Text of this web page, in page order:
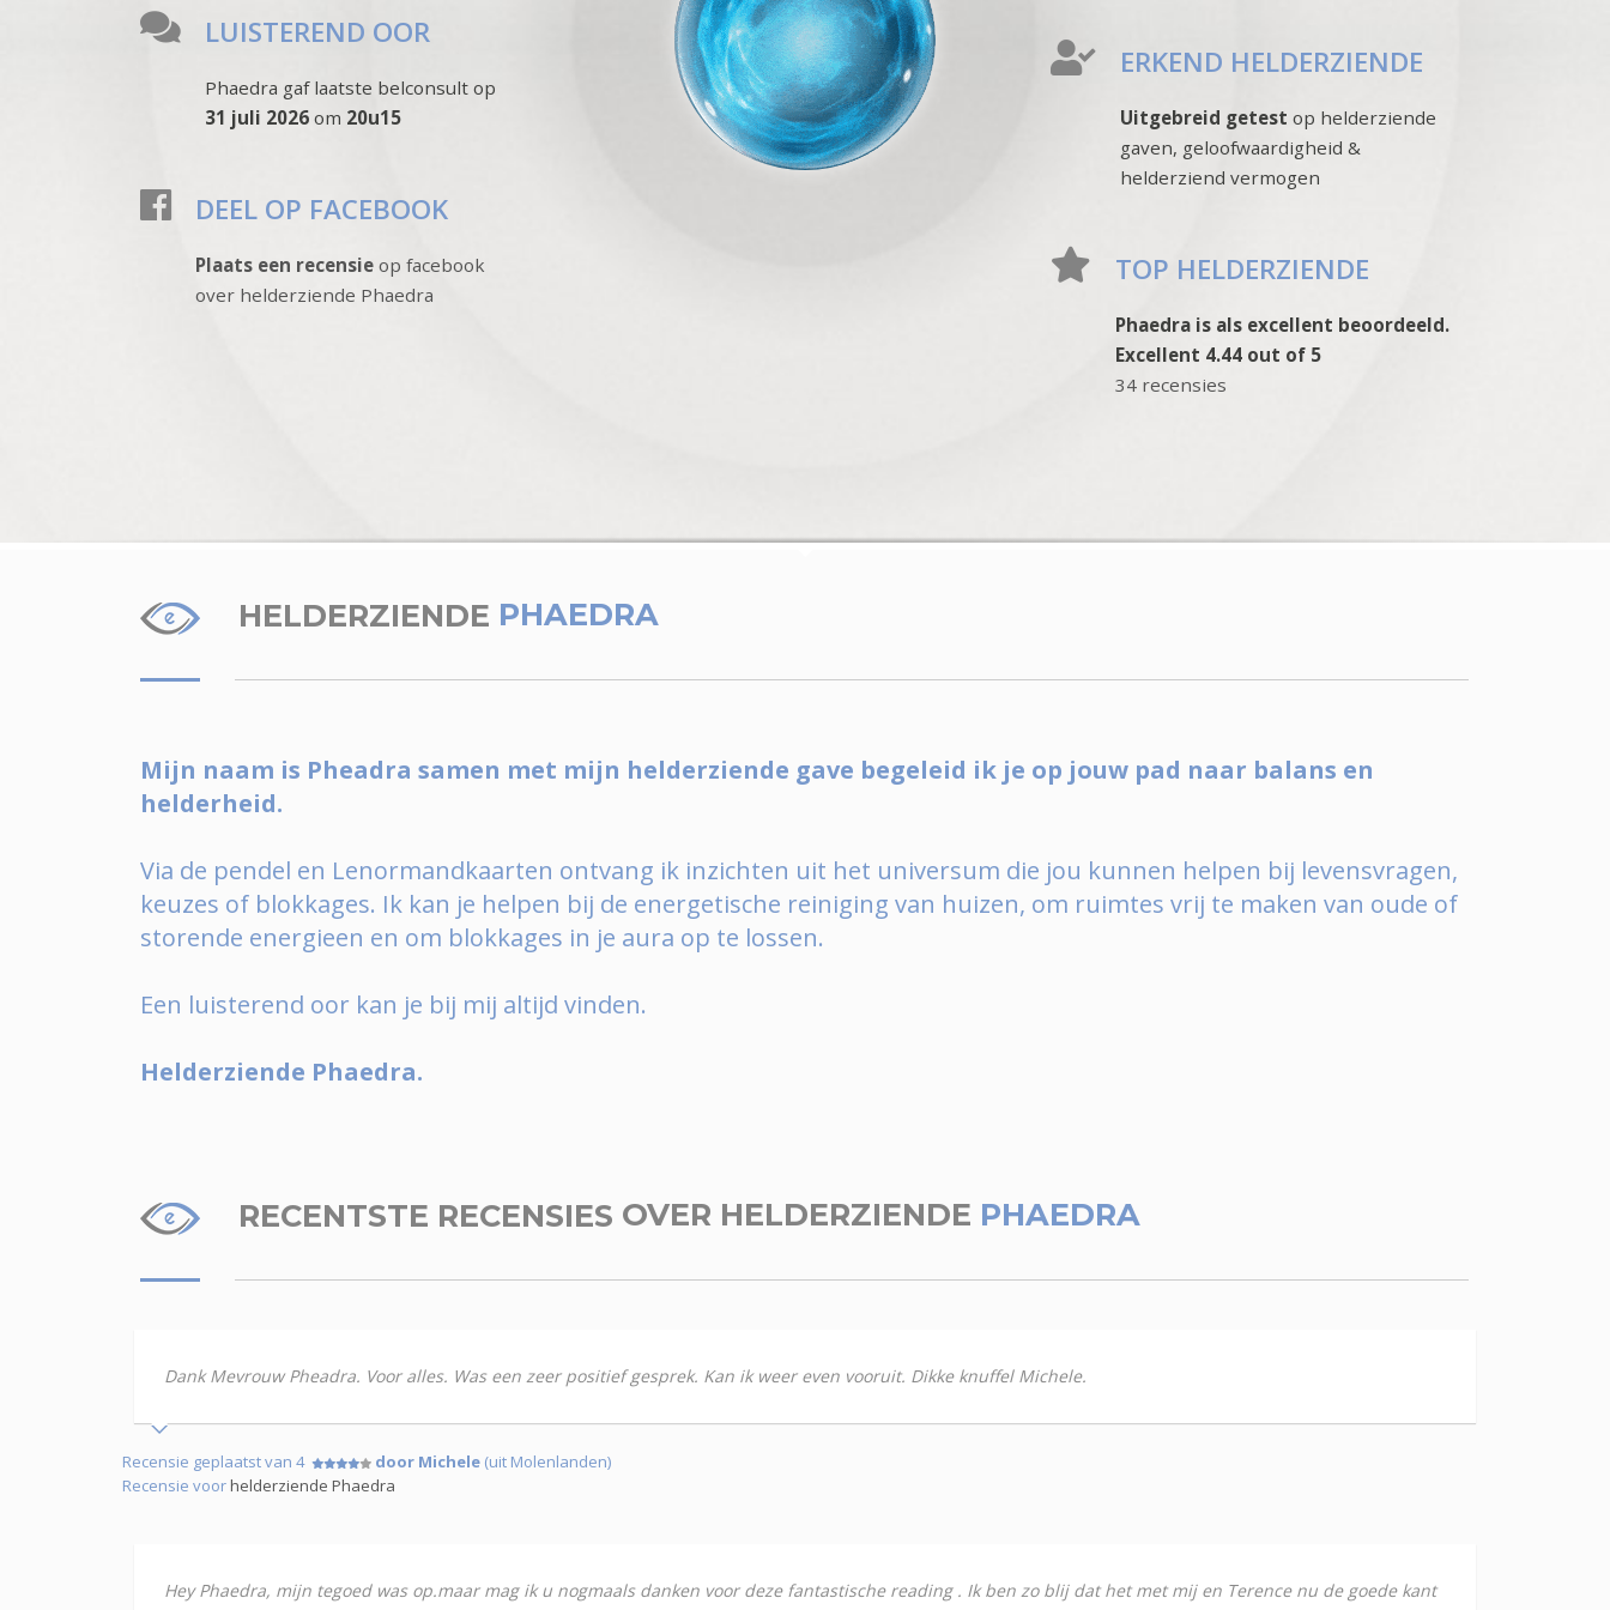
LUISTEREND OOR
Phaedra gaf laatste belconsult op
31 juli 2026 om 20u15
DEEL OP FACEBOOK
Plaats een recensie op facebook
over helderziende Phaedra
ERKEND HELDERZIENDE
Uitgebreid getest op helderziende
gaven, geloofwaardigheid &
helderziend vermogen
TOP HELDERZIENDE
Phaedra is als excellent beoordeeld.
Excellent 4.44 out of 5
34 recensies
HELDERZIENDE PHAEDRA
Mijn naam is Pheadra samen met mijn helderziende gave begeleid ik je op jouw pad naar balans en
helderheid.
Via de pendel en Lenormandkaarten ontvang ik inzichten uit het universum die jou kunnen helpen bij levensvragen,
keuzes of blokkages. Ik kan je helpen bij de energetische reiniging van huizen, om ruimtes vrij te maken van oude of
storende energieen en om blokkages in je aura op te lossen.
Een luisterend oor kan je bij mij altijd vinden.
Helderziende Phaedra.
RECENTSTE RECENSIES OVER HELDERZIENDE PHAEDRA
Dank Mevrouw Pheadra. Voor alles. Was een zeer positief gesprek. Kan ik weer even vooruit. Dikke knuffel Michele.
Recensie geplaatst van 4 door Michele (uit Molenlanden)
Recensie voorhelderziende Phaedra
Hey Phaedra, mijn tegoed was op.maar mag ik u nogmaals danken voor deze fantastische reading . Ik ben zo blij dat het met mij en Terence nu de goede kant